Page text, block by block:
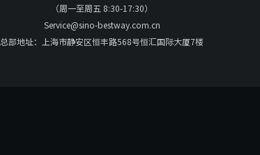
（周一至周五 8:30-17:30）
Service@sino-bestway.com.cn
总部地址：上海市静安区恒丰路568号恒汇国际大厦7楼